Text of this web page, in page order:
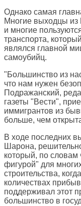
Однако самая
Многие выходцы из
и многие
транспорта,
являлся главной
самоубийц.
"Большинство из
что нам нужен
Подражанский,
газеты "Вести",
иммигрантов из
больше, чем
В ходе последних
Шарона,
который, по
фигурой" для
строительства,
количествах
поддерживал этот
большинство в